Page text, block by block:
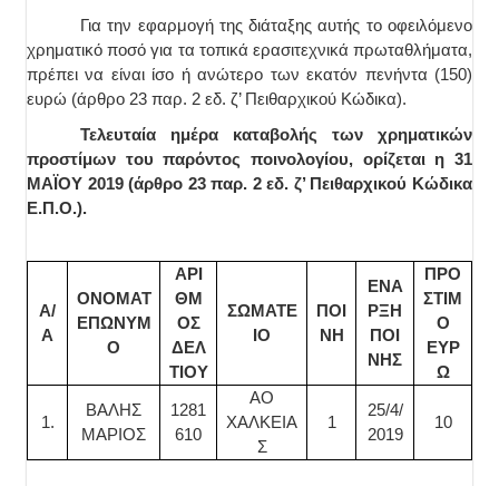
Για την εφαρμογή της διάταξης αυτής το οφειλόμενο
χρηματικό ποσό για τα τοπικά ερασιτεχνικά πρωταθλήματα,
πρέπει να είναι ίσο ή ανώτερο των εκατόν πενήντα (150)
ευρώ (άρθρο 23 παρ. 2 εδ. ζ’ Πειθαρχικού Κώδικα).
Τελευταία ημέρα καταβολής των χρηματικών
προστίμων του παρόντος ποινολογίου, ορίζεται η 31
ΜΑΪΟΥ 2019 (άρθρο 23 παρ. 2 εδ. ζ’ Πειθαρχικού Κώδικα
Ε.Π.Ο.).
Α/
Α
ΟΝΟΜΑΤ
ΕΠΩΝΥΜ
Ο
ΑΡΙ
ΘΜ
ΟΣ
ΔΕΛ
ΤΙΟΥ
ΣΩΜΑΤΕ
ΙΟ
ΠΟΙ
ΝΗ
ΕΝΑ
ΡΞΗ
ΠΟΙ
ΝΗΣ
ΠΡΟ
ΣΤΙΜ
Ο
ΕΥΡ
Ω
1.
ΒΑΛΗΣ
ΜΑΡΙΟΣ
1281
610
ΑΟ
ΧΑΛΚΕΙΑ
Σ
1
25/4/
2019
10